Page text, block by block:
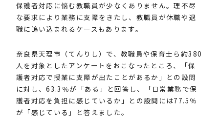
保護者対応に悩む教職員が少なくありません。理不尽
な要求により業務に支障をきたし、教職員が休職や退
職に追い込まれるケースもあります。
奈良県天理市（てんりし）で、教職員や保育士ら約380
人を対象としたアンケートをおこなったところ、「保
護者対応で授業に支障が出たことがあるか」との設問
に対し、63.3％が「ある」と回答し、「日常業務で保
護者対応を負担に感じているか」との設問には77.5％
が「感じている」と答えました。